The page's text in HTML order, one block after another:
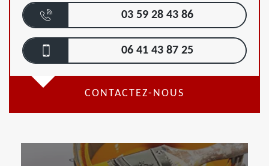
03 59 28 43 86
06 41 43 87 25
CONTACTEZ-NOUS